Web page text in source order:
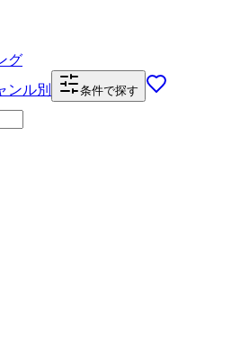
グ
ンル別 条件で探す